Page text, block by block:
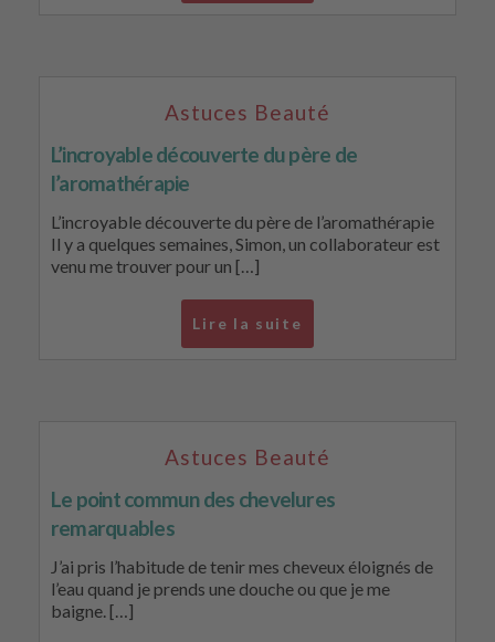
Astuces Beauté
L’incroyable découverte du père de
l’aromathérapie
L’incroyable découverte du père de l’aromathérapie
Il y a quelques semaines, Simon, un collaborateur est
venu me trouver pour un […]
Lire la suite
Astuces Beauté
Le point commun des chevelures
remarquables
J’ai pris l’habitude de tenir mes cheveux éloignés de
l’eau quand je prends une douche ou que je me
baigne. […]